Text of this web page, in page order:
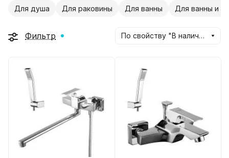
Для душа
Для раковины Для ванны Для ванны и
Фильтр По свойству "В наличии" (убывание)